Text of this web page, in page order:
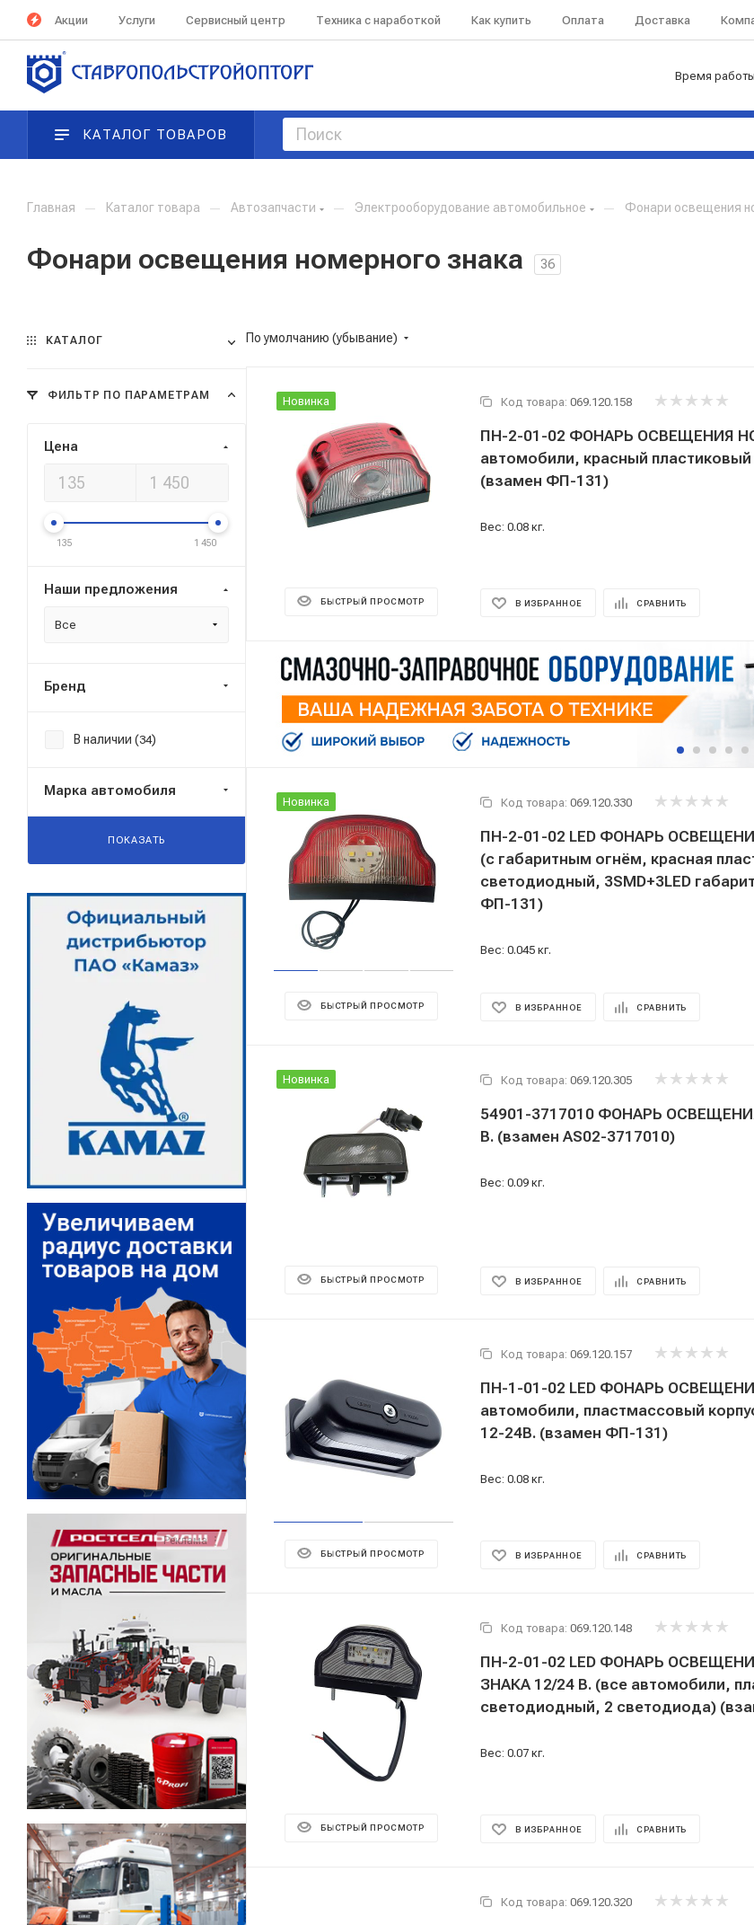
Акции Услуги Сервисный центр Техника с наработкой Как купить Оплата Доставка
Время
КАТАЛОГ ТОВАРОВ
Главная — Каталог товара — Автозапчасти — Электрооборудование автомобильное — Фонари освещения
Фонари освещения номерного знака 36
По умолчанию (убывание)
Новинка
БЫСТРЫЙ ПРОСМОТР
Код товара: 069.120.158
ПН-2-01-02 ФОНАРЬ ОСВЕЩЕНИЯ
автомобили, красный
(взамен ФП-131)
Вес: 0.08 кг.
В ИЗБРАННОЕ СРАВНИТЬ
Новинка
БЫСТРЫЙ ПРОСМОТР
Код товара: 069.120.330
ПН-2-01-02 LED ФОНАРЬ
(с габаритным огнём, красная
светодиодный, 3SMD+3LED
ФП-131)
Вес: 0.045 кг.
В ИЗБРАННОЕ СРАВНИТЬ
Новинка
БЫСТРЫЙ ПРОСМОТР
Код товара: 069.120.305
54901-3717010 ФОНАРЬ
В. (взамен AS02-3717010)
Вес: 0.09 кг.
В ИЗБРАННОЕ СРАВНИТЬ
БЫСТРЫЙ ПРОСМОТР
Код товара: 069.120.157
ПН-1-01-02 LED ФОНАРЬ
автомобили, пластмассовый
12-24В. (взамен ФП-131)
Вес: 0.08 кг.
В ИЗБРАННОЕ СРАВНИТЬ
БЫСТРЫЙ ПРОСМОТР
Код товара: 069.120.148
ПН-2-01-02 LED ФОНАРЬ
ЗНАКА 12/24 В. (все автомобили,
светодиодный, 2 светодиода)
Вес: 0.07 кг.
В ИЗБРАННОЕ СРАВНИТЬ
Код товара: 069.120.320
КАТАЛОГ
ФИЛЬТР ПО ПАРАМЕТРАМ
Цена
135 1 450
Наши предложения
Все
Бренд
В наличии (34)
Марка автомобиля
ПОКАЗАТЬ
Реклама ⋮